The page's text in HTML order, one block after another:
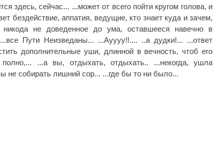
здесь, сейчас... ...может от всего пойти кругом голова, и
бездействие, аппатия, ведущие, кто знает куда и зачем,
не доведенное до ума, оставшееся навечно в
Пути Неизведаны... ...Ауууу!!.... ..а дудки!... ...ответ
дополнительные уши, длинной в вечность, чтоб его
...а вы, отдыхать, отдыхать.. ...некогда, ушла
не собирать лишний сор... ...где бы то ни было...